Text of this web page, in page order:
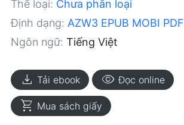
Thể loại: Chưa phân loại
Định dạng: AZW3 EPUB MOBI PDF
Ngôn ngữ: Tiếng Việt
download Tải ebook visibility Đọc online
shopping_cart Mua sách giấy